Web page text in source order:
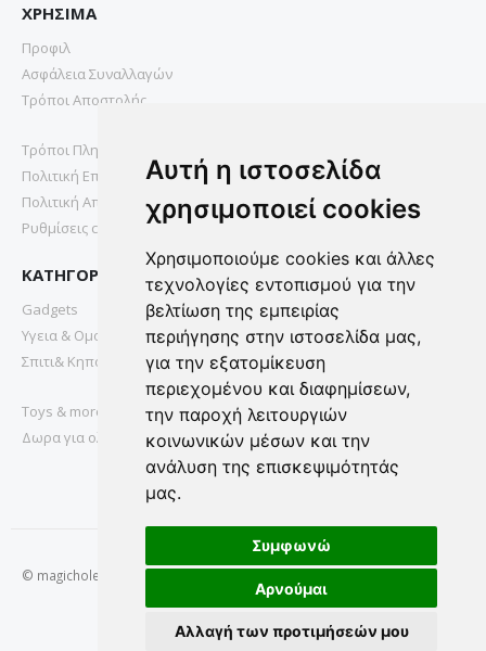
Αυτή η ιστοσελίδα
χρησιμοποιεί cookies
Χρησιμοποιούμε cookies και άλλες
τεχνολογίες εντοπισμού για την
βελτίωση της εμπειρίας
περιήγησης στην ιστοσελίδα μας,
για την εξατομίκευση
περιεχομένου και διαφημίσεων,
την παροχή λειτουργιών
κοινωνικών μέσων και την
ανάλυση της επισκεψιμότητάς
μας.
Συμφωνώ
Αρνούμαι
Αλλαγή των προτιμήσεών μου
ΧΡΗΣΙΜΑ
Προφιλ
Ασφάλεια Συναλλαγών
Τρόποι Αποστολής
Τρόποι Πληρωμής
Πολιτική Επιστροφών
Πολιτική Απορρήτου
Ρυθμίσεις cookies
ΚΑΤΗΓΟΡΙΕΣ
Gadgets
Υγεια & Ομορφια
Σπιτι& Κηπος
Toys & more
Δωρα για ολους
© magichole.gr 2022. All Rights Reserved.